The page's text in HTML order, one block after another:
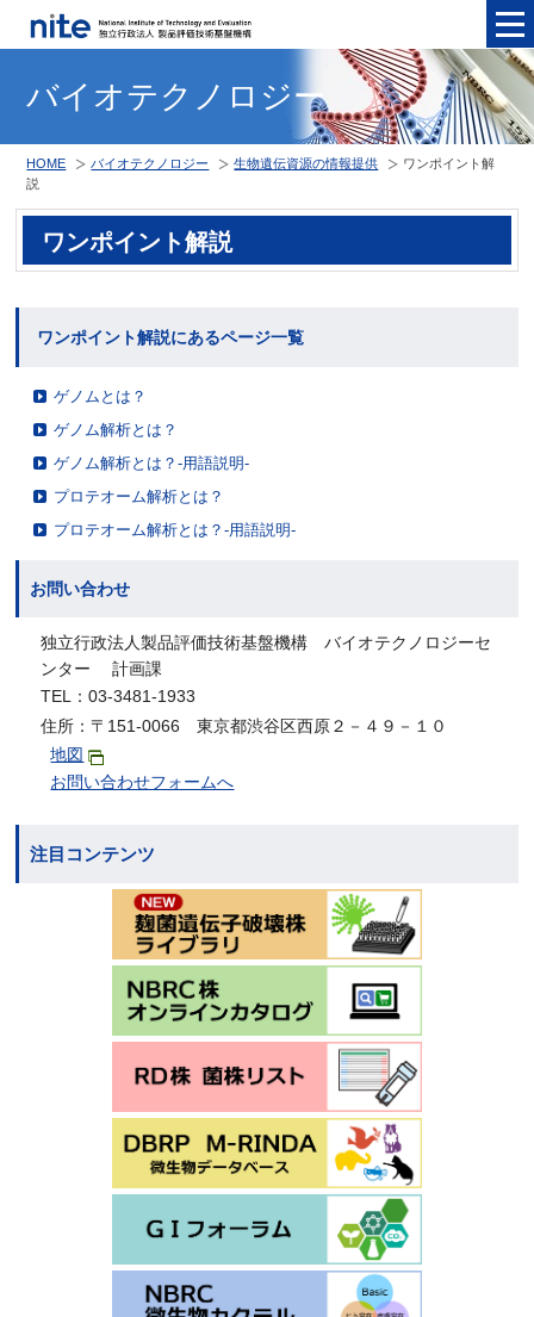
バイオテクノロジー
HOME バイオテクノロジー 生物遺伝資源の情報提供
ワンポイント解
説
ワンポイント解説
ワンポイント解説にあるページ一覧
ゲノムとは？
ゲノム解析とは？
ゲノム解析とは？-用語説明-
プロテオーム解析とは？
プロテオーム解析とは？-用語説明-
お問い合わせ
独立行政法人製品評価技術基盤機構 バイオテクノロジーセ
ンター 計画課
TEL：03-3481-1933
住所：〒151-0066 東京都渋谷区西原２－４９－１０
地図
お問い合わせフォームへ
注目コンテンツ